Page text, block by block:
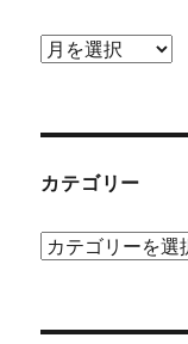
ア
ブ
カテゴリー
カ